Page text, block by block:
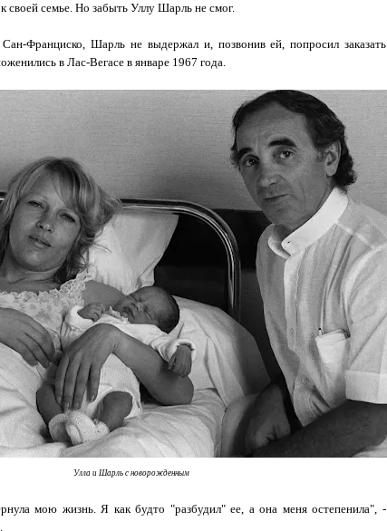
своей семье. Но забыть Уллу Шарль не смог.
Франциско, Шарль не выдержал и, позвонив ей, попросил заказать
в Лас-Вегасе в январе 1967 года.
Улла и Шарль с новорожденным
мою жизнь. Я как будто "разбудил" ее, а она меня остепенила", -